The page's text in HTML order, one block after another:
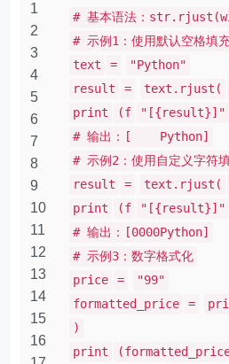
1
2
3
4
5
6
7
8
9
10
11
12
13
14
15
16
# 基本语法：
# 示例1：使用默认空格填
text
=
"Python"
result
= text.rjust(
print
(f "[{result}]"
# 输出：[ Python]
# 示例2：使用自定义字符
result
= text.rjust(
print
(f "[{result}]"
# 输出：[0000Python]
# 示例3：数字格式化
price
=
"99"
formatted_price
=
)
print